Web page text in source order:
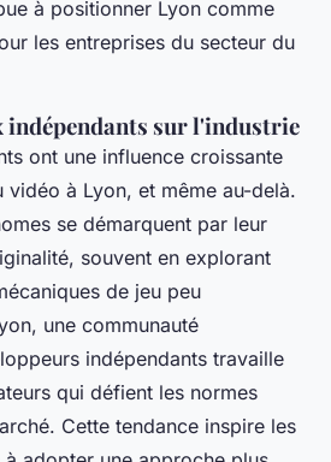
à positionner Lyon comme
les entreprises du secteur du
indépendants sur l'industrie
ont une influence croissante
vidéo à Lyon, et même au-delà.
se démarquent par leur
souvent en explorant
de jeu peu
une communauté
indépendants travaille
qui défient les normes
Cette tendance inspire les